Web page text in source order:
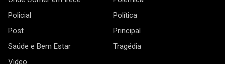
Policial
Política
Post
Principal
Saúde e Bem Estar
Tragédia
Video